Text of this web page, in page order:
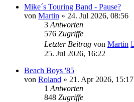
Mike´s Touring Band - Pause?
von Martin » 24. Jul 2026, 08:56
3 Antworten
576 Zugriffe
Letzter Beitrag von Martin
25. Jul 2026, 16:22
Beach Boys '85
von Roland » 21. Apr 2026, 15:17
1 Antworten
848 Zugriffe